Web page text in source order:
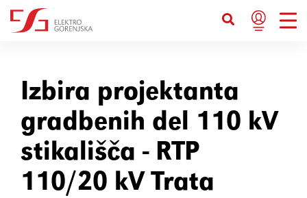
Izbira projektanta
gradbenih del 110 kV
stikališča - RTP
110/20 kV Trata
s tipkovnico
Prikaže možnosti dostopnosti
Prikaže kazalo strani
Skoči na glavno vsebino